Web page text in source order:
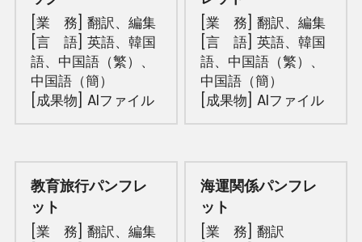
[業　務] 翻訳、 編集
[言　語] 英語、韓国
語、中国語（繁）、
中国語（簡）
[成果物] AIファイル
[業　務] 翻訳、編集
[言　語] 英語、韓国
語、中国語（繁）、
中国語（簡）
[成果物] AIファイル
教育旅行パンフレ
ット
[業　務] 翻訳、 編集
海運関係パンフレ
ット
[業　務] 翻訳